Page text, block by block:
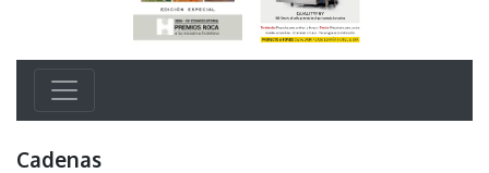
Cadenas